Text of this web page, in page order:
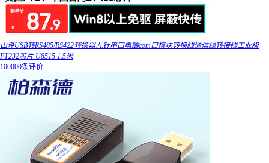
山泽USB转RS485/RS422转换器九针串口电脑com口模块转换线通信线转接线工业级
FT232芯片 U8515 1.5米
100000条评价